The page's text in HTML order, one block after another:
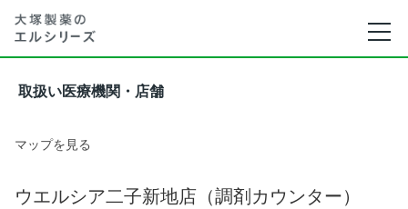
取扱い医療機関・店舗
マップを見る
ウエルシア二子新地店（調剤カウンター）